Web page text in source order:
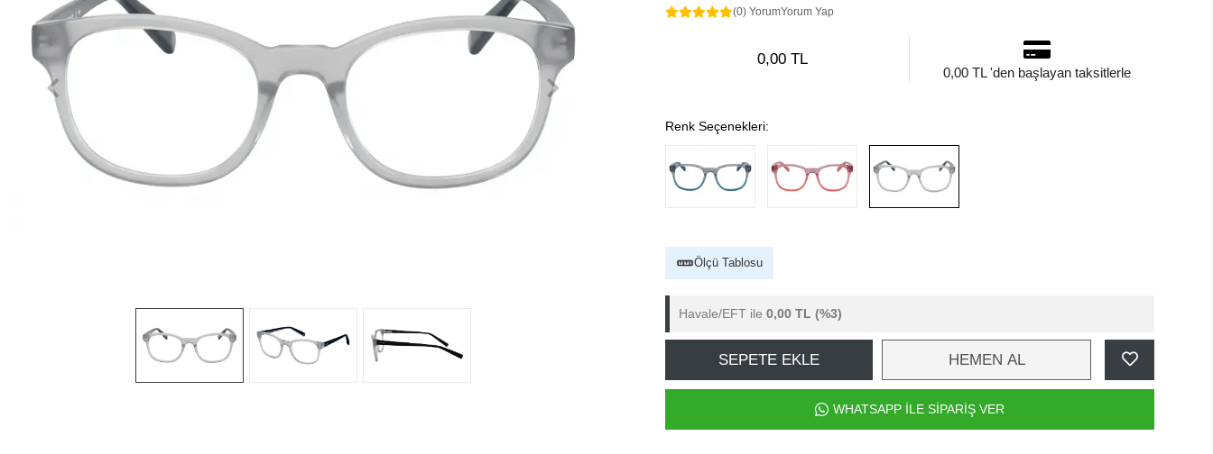
(0) YorumYorum Yap
0,00 TL
0,00 TL 'den başlayan taksitlerle
Renk Seçenekleri:
Ölçü Tablosu
Havale/EFT ile 0,00 TL (%3)
SEPETE EKLE HEMEN AL
WHATSAPP İLE SİPARİŞ VER